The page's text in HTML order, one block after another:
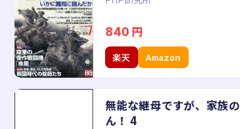
840 円
楽天 Amazon
無能な継母ですが、家族
ん！ 4